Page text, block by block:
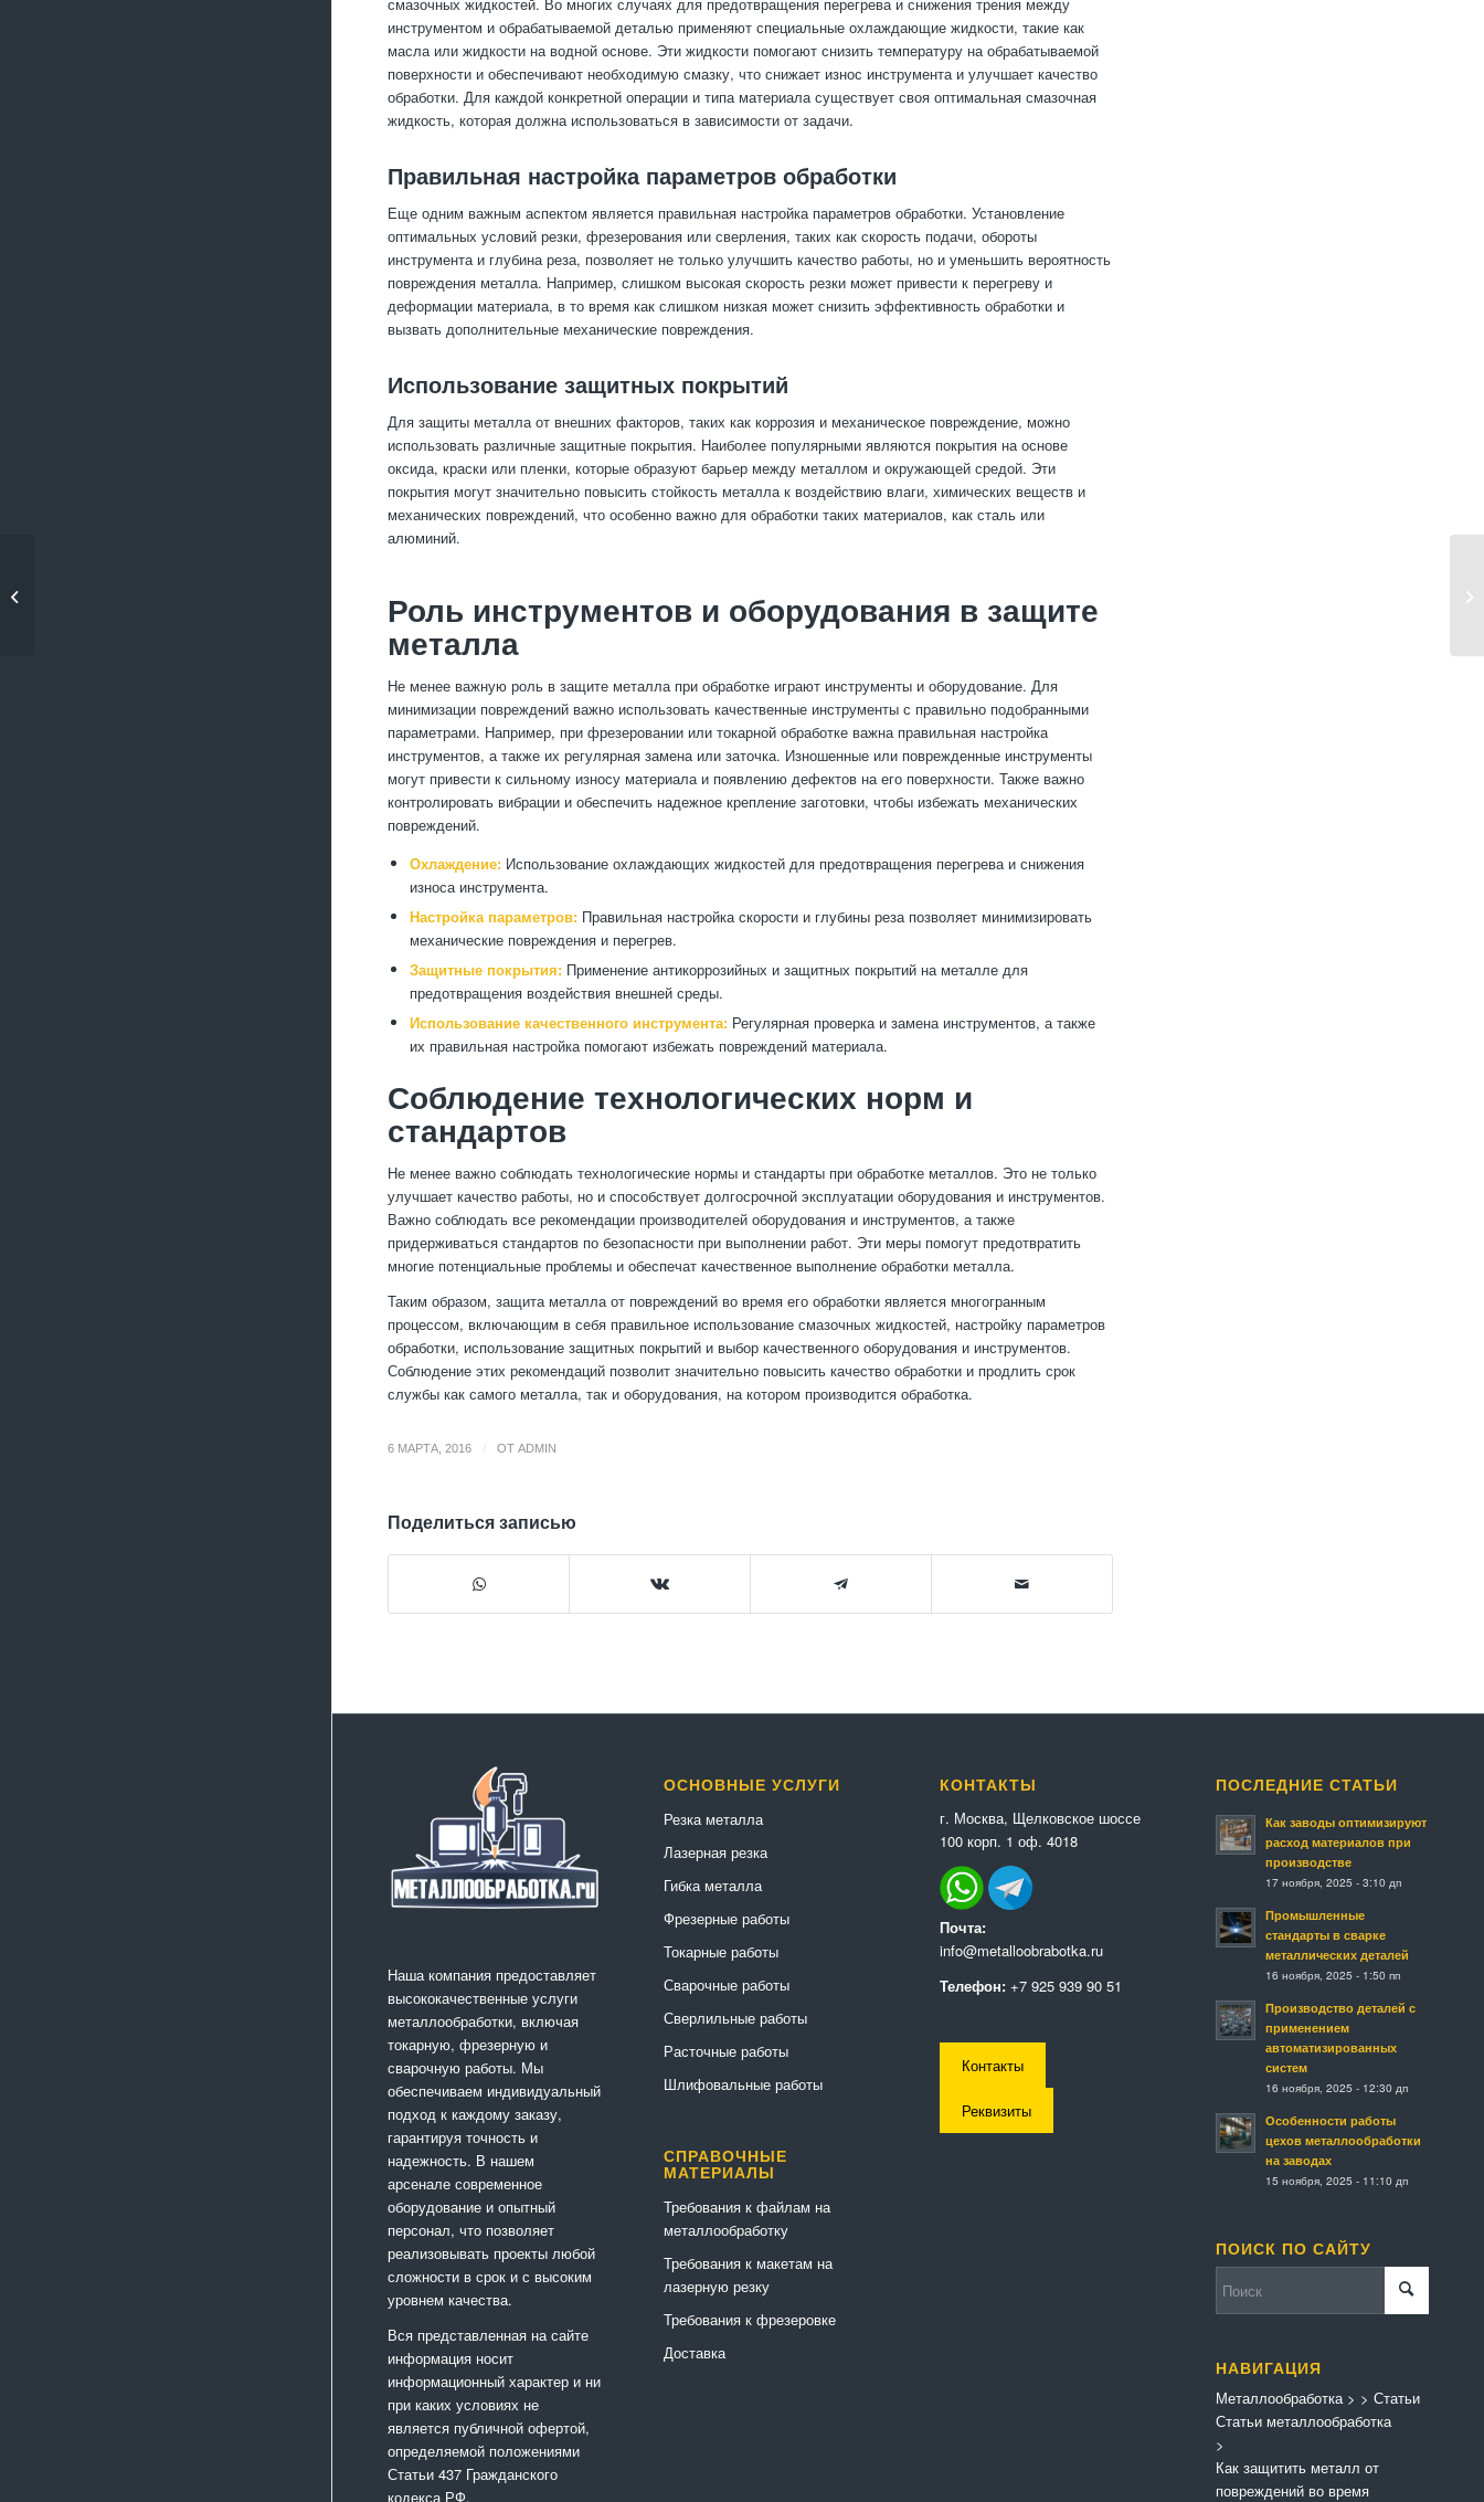
инструментом и обрабатываемой деталью применяют специальные охлаждающие жидкости, такие как
масла или жидкости на водной основе. Эти жидкости помогают снизить температуру на обрабатываемой
поверхности и обеспечивают необходимую смазку, что снижает износ инструмента и улучшает качество
обработки. Для каждой конкретной операции и типа материала существует своя оптимальная смазочная
жидкость, которая должна использоваться в зависимости от задачи.
Правильная настройка параметров обработки
Еще одним важным аспектом является правильная настройка параметров обработки. Установление
оптимальных условий резки, фрезерования или сверления, таких как скорость подачи, обороты
инструмента и глубина реза, позволяет не только улучшить качество работы, но и уменьшить вероятность
повреждения металла. Например, слишком высокая скорость резки может привести к перегреву и
деформации материала, в то время как слишком низкая может снизить эффективность обработки и
вызвать дополнительные механические повреждения.
Использование защитных покрытий
Для защиты металла от внешних факторов, таких как коррозия и механическое повреждение, можно
использовать различные защитные покрытия. Наиболее популярными являются покрытия на основе
оксида, краски или пленки, которые образуют барьер между металлом и окружающей средой. Эти
покрытия могут значительно повысить стойкость металла к воздействию влаги, химических веществ и
механических повреждений, что особенно важно для обработки таких материалов, как сталь или
алюминий.
Роль инструментов и оборудования в защите
металла
Не менее важную роль в защите металла при обработке играют инструменты и оборудование. Для
минимизации повреждений важно использовать качественные инструменты с правильно подобранными
параметрами. Например, при фрезеровании или токарной обработке важна правильная настройка
инструментов, а также их регулярная замена или заточка. Изношенные или поврежденные инструменты
могут привести к сильному износу материала и появлению дефектов на его поверхности. Также важно
контролировать вибрации и обеспечить надежное крепление заготовки, чтобы избежать механических
повреждений.
Охлаждение: Использование охлаждающих жидкостей для предотвращения перегрева и снижения
износа инструмента.
Настройка параметров: Правильная настройка скорости и глубины реза позволяет минимизировать
механические повреждения и перегрев.
Защитные покрытия: Применение антикоррозийных и защитных покрытий на металле для
предотвращения воздействия внешней среды.
Использование качественного инструмента: Регулярная проверка и замена инструментов, а также
их правильная настройка помогают избежать повреждений материала.
Соблюдение технологических норм и
стандартов
Не менее важно соблюдать технологические нормы и стандарты при обработке металлов. Это не только
улучшает качество работы, но и способствует долгосрочной эксплуатации оборудования и инструментов.
Важно соблюдать все рекомендации производителей оборудования и инструментов, а также
придерживаться стандартов по безопасности при выполнении работ. Эти меры помогут предотвратить
многие потенциальные проблемы и обеспечат качественное выполнение обработки металла.
Таким образом, защита металла от повреждений во время его обработки является многогранным
процессом, включающим в себя правильное использование смазочных жидкостей, настройку параметров
обработки, использование защитных покрытий и выбор качественного оборудования и инструментов.
Соблюдение этих рекомендаций позволит значительно повысить качество обработки и продлить срок
службы как самого металла, так и оборудования, на котором производится обработка.
6 МАРТА, 2016 ОТ ADMIN
Поделиться записью
Наша компания предоставляет
высококачественные услуги
металлообработки, включая
токарную, фрезерную и
сварочную работы. Мы
обеспечиваем индивидуальный
подход к каждому заказу,
гарантируя точность и
надежность. В нашем
арсенале современное
оборудование и опытный
персонал, что позволяет
реализовывать проекты любой
сложности в срок и с высоким
уровнем качества.
Вся представленная на сайте
информация носит
информационный характер и ни
при каких условиях не
является публичной офертой,
определяемой положениями
Статьи 437 Гражданского
кодекса РФ.
ОСНОВНЫЕ УСЛУГИ
Резка металла
Лазерная резка
Гибка металла
Фрезерные работы
Токарные работы
Сварочные работы
Сверлильные работы
Расточные работы
Шлифовальные работы
СПРАВОЧНЫЕ
МАТЕРИАЛЫ
Требования к файлам на
металлообработку
Требования к макетам на
лазерную резку
Требования к фрезеровке
Доставка
КОНТАКТЫ
г. Москва, Щелковское шоссе
100 корп. 1 оф. 4018
Почта:
info@metalloobrabotka.ru
Телефон: +7 925 939 90 51
Контакты
Реквизиты
ПОСЛЕДНИЕ СТАТЬИ
Как заводы оптимизируют
расход материалов при
производстве
17 ноября, 2025 - 3:10 дп
Промышленные
стандарты в сварке
металлических деталей
16 ноября, 2025 - 1:50 пп
Производство деталей с
применением
автоматизированных
систем
16 ноября, 2025 - 12:30 дп
Особенности работы
цехов металлообработки
на заводах
15 ноября, 2025 - 11:10 дп
ПОИСК ПО САЙТУ
НАВИГАЦИЯ
Металлообработка>
Статьи металлообработка
> Статьи
>
Как защитить металл от
повреждений во время